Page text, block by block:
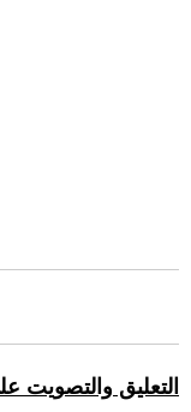
التعليق والتصويت